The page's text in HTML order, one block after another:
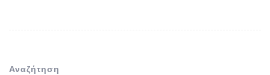
Αναζήτηση